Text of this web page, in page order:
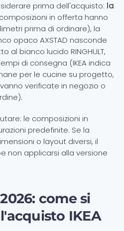
prima dell'acquisto: la
in offerta hanno
prima di ordinare), la
opaco AXSTAD nasconde
al bianco lucido RINGHULT,
di consegna (IKEA indica
per le cucine su progetto,
verificate in negozio o
le composizioni in
predefinite. Se la
o layout diversi, il
non applicarsi alla versione
come si
IKEA